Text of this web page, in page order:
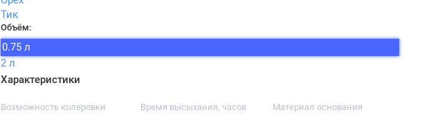
Тик
Объём:
0.75 л
2 л
Характеристики
Возможность колеровки Время высыхания, часов Материал основания